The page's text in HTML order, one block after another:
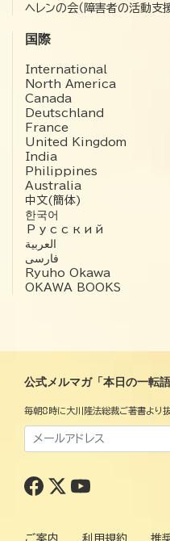
ヘレンの会（障害者の活動支援
国際
International
North America
Canada
Deutschland
France
United Kingdom
India
Philippines
Australia
中文(簡体)
한국어
Русский
العربية‏
فارسی
Ryuho Okawa
OKAWA BOOKS
公式メルマガ「本日の一転語
毎朝8時に大川隆法総裁ご著書より
ご案内 利用規約 推